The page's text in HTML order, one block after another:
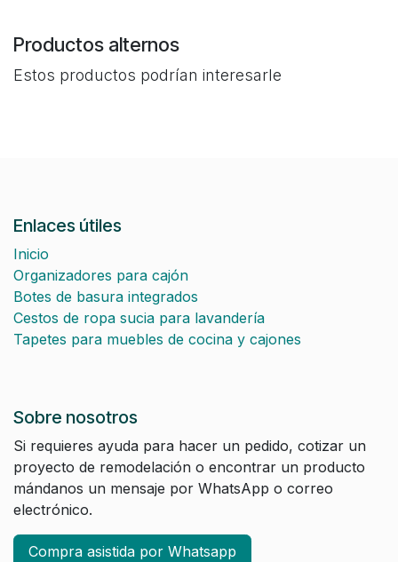
Productos alternos
Estos productos podrían interesarle
Enlaces útiles
Inicio
Organizadores para cajón
Botes de basura integrados
Cestos de ropa sucia para lavandería
Tapetes para muebles de cocina y cajones
Sobre nosotros
Si requieres ayuda para hacer un pedido, cotizar un
proyecto de remodelación o encontrar un producto
mándanos un mensaje por WhatsApp o correo
electrónico.
Compra asistida por Whatsapp